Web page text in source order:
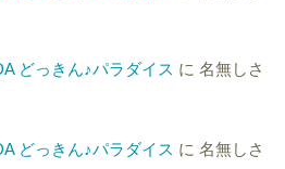
どっきん♪パラダイス に 名無しさ
どっきん♪パラダイス に 名無しさ